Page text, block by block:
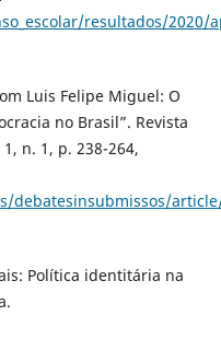
resultados/2020/
Luis Felipe Miguel: O
no Brasil”. Revista
n. 1, p. 238-264,
Política identitária na